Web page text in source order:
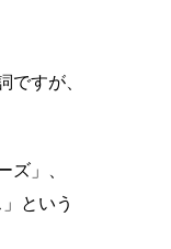
すが、
」、
という